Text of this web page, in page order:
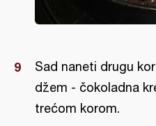
Sad naneti drugu
džem - čokoladna
trećom korom.